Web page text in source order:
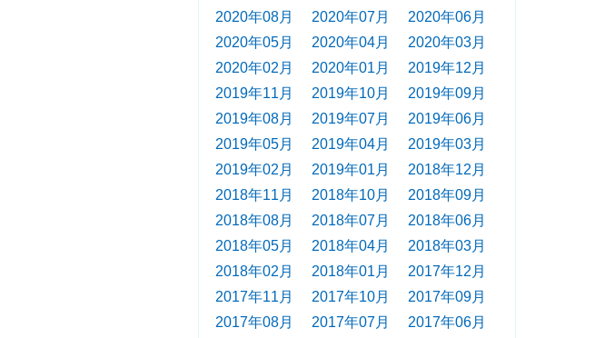
2020年08月
2020年07月
2020年06月
2020年05月
2020年04月
2020年03月
2020年02月
2020年01月
2019年12月
2019年11月
2019年10月
2019年09月
2019年08月
2019年07月
2019年06月
2019年05月
2019年04月
2019年03月
2019年02月
2019年01月
2018年12月
2018年11月
2018年10月
2018年09月
2018年08月
2018年07月
2018年06月
2018年05月
2018年04月
2018年03月
2018年02月
2018年01月
2017年12月
2017年11月
2017年10月
2017年09月
2017年08月
2017年07月
2017年06月